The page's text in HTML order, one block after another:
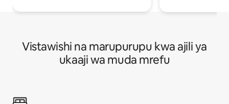
Vistawishi na marupurupu kwa ajili ya
ukaaji wa muda mrefu